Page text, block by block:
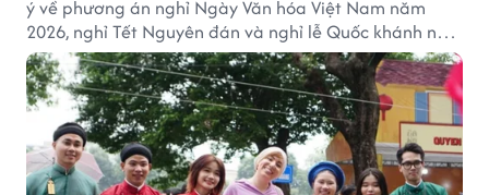
ý về phương án nghỉ Ngày Văn hóa Việt Nam năm
2026, nghỉ Tết Nguyên đán và nghỉ lễ Quốc khánh năm
2027.